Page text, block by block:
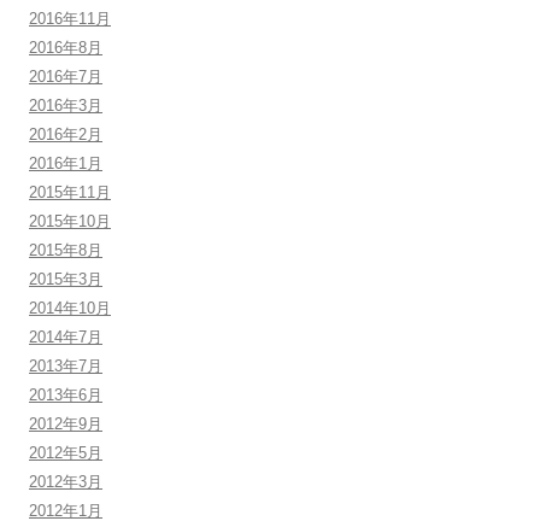
2016年11月
2016年8月
2016年7月
2016年3月
2016年2月
2016年1月
2015年11月
2015年10月
2015年8月
2015年3月
2014年10月
2014年7月
2013年7月
2013年6月
2012年9月
2012年5月
2012年3月
2012年1月